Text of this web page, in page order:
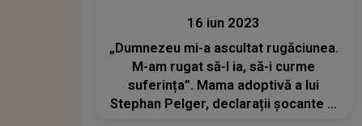
16 iun 2023
„Dumnezeu mi-a ascultat rugăciunea.
M-am rugat să-l ia, să-i curme
suferința”. Mama adoptivă a lui
Stephan Pelger, declarații șocante la